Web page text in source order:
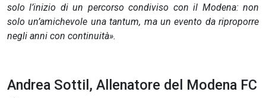
solo l’inizio di un percorso condiviso con il Modena: non
solo un’amichevole una tantum, ma un evento da riproporre
negli anni con continuità».
Andrea Sottil, Allenatore del Modena FC